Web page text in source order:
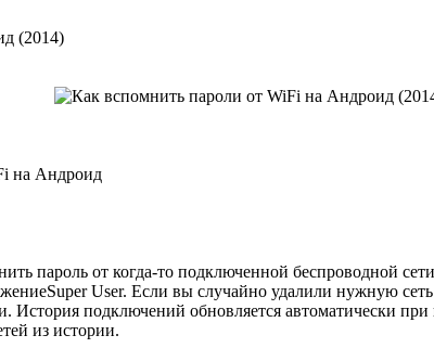
(2014)
на Андроид
пароль от когда-то подключенной беспроводной
User. Если вы случайно удалили нужную
История подключений обновляется автоматически
из истории.